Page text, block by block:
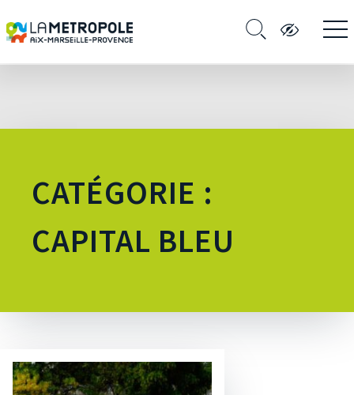
CATÉGORIE :
CAPITAL BLEU